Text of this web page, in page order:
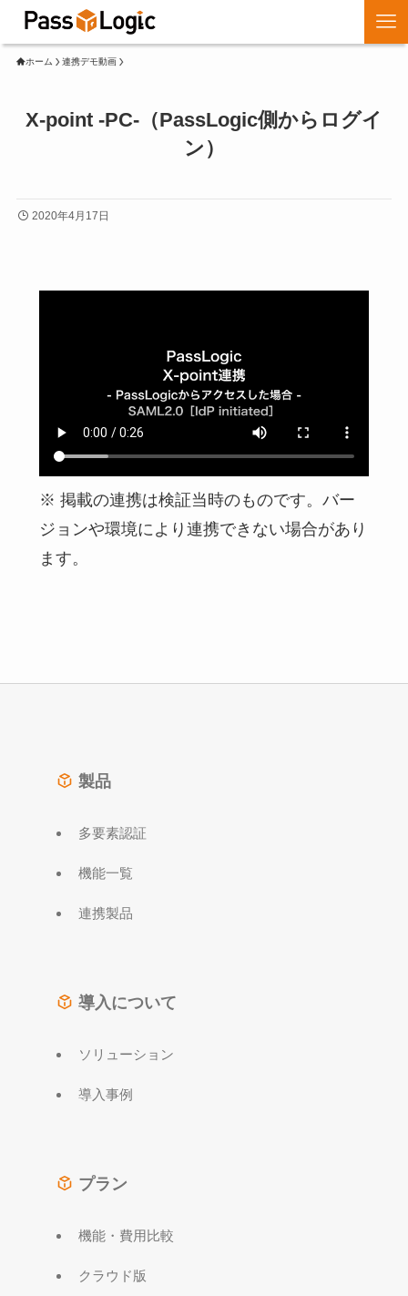
ホーム 連携デモ動画
X-point -PC-（PassLogic側からログイ
ン）
2020年4月17日
※ 掲載の連携は検証当時のものです。バー
ジョンや環境により連携できない場合があり
ます。
製品
多要素認証
機能一覧
連携製品
導入について
ソリューション
導入事例
プラン
機能・費用比較
クラウド版